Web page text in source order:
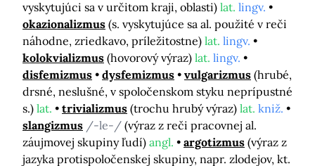
vyskytujúci sa v určitom kraji, oblasti) lat. lingv.
okazionalizmus (s. vyskytujúce sa al. použité v reči
náhodne, zriedkavo, príležitostne) lat. lingv.
kolokvializmus (hovorový výraz) lat. lingv.
disfemizmus
dysfemizmus vulgarizmus (hrubé,
drsné, neslušné, v spoločenskom styku neprípustné
s.) lat. trivializmus (trochu hrubý výraz) lat. kniž.
slangizmus /-le-/ (výraz z reči pracovnej al.
záujmovej skupiny ľudí) angl. argotizmus (výraz z
jazyka protispoločenskej skupiny, napr. zlodejov, kt.